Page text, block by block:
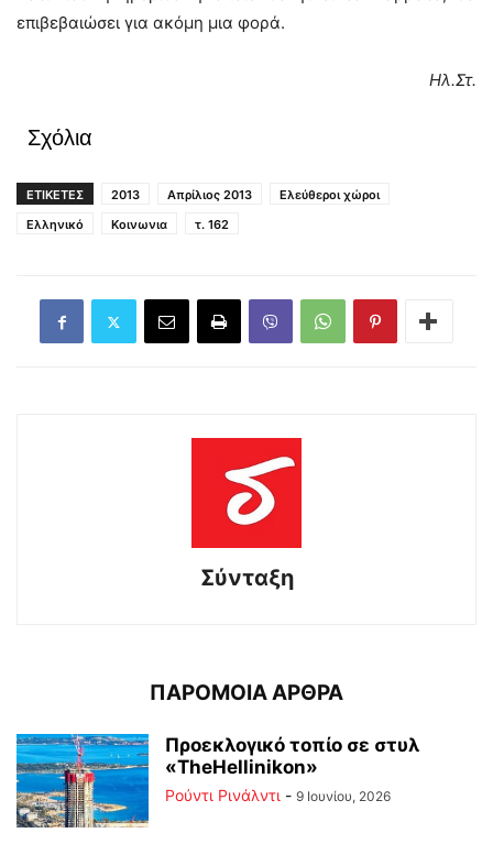
επιβεβαιώσει για ακόμη μια φορά.
Ηλ.Στ.
Σχόλια
ΕΤΙΚΕΤΕΣ 2013 Απρίλιος 2013
Ελεύθεροι χώροι
Ελληνικό
Κοινωνια τ. 162
Σύνταξη
ΠΑΡΟΜΟΙΑ ΑΡΘΡΑ
Προεκλογικό τοπίο σε στυλ
«TheHellinikon»
Ρούντι Ρινάλντι - 9 Ιουνίου, 2026